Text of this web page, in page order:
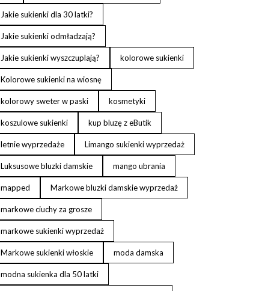
Jakie sukienki dla 30 latki?
Jakie sukienki odmładzają?
Jakie sukienki wyszczuplają? kolorowe sukienki
Kolorowe sukienki na wiosnę
kolorowy sweter w paski kosmetyki
koszulowe sukienki kup bluzę z eButik
letnie wyprzedaże Limango sukienki wyprzedaż
Luksusowe bluzki damskie mango ubrania
mapped Markowe bluzki damskie wyprzedaż
markowe ciuchy za grosze
markowe sukienki wyprzedaż
Markowe sukienki włoskie moda damska
modna sukienka dla 50 latki